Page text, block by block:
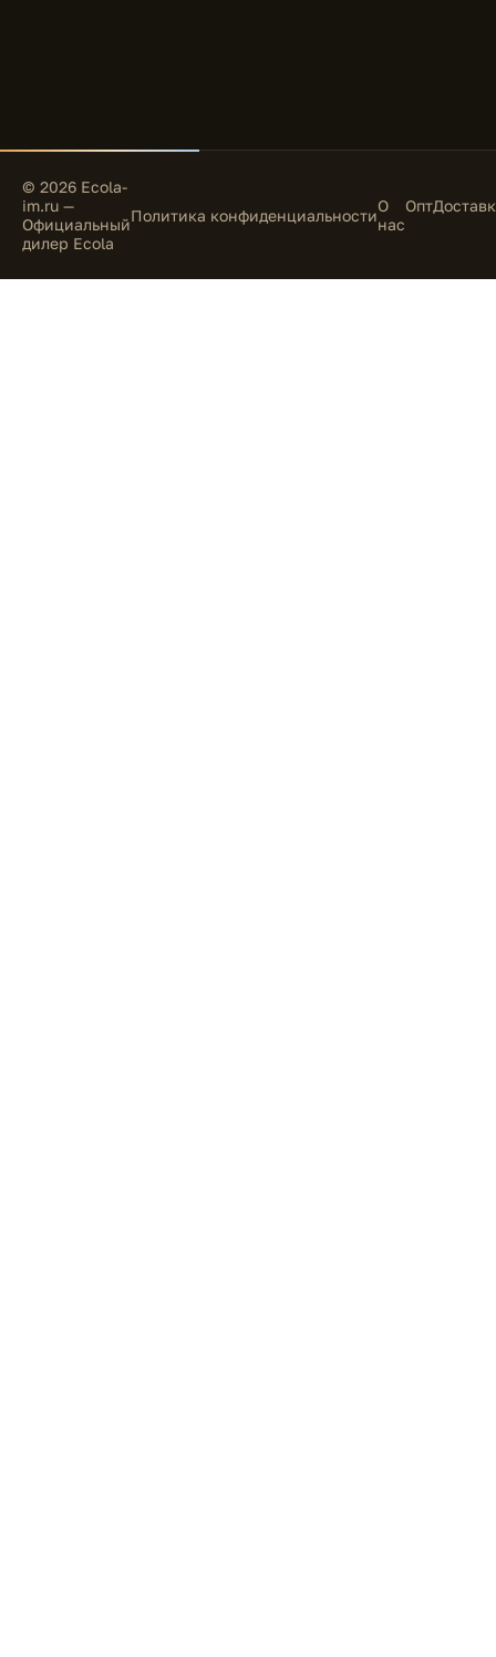
© 2026 Ecola-
im.ru —
Официальный
дилер Ecola
Политика конфиденциальностиО
нас
Опт